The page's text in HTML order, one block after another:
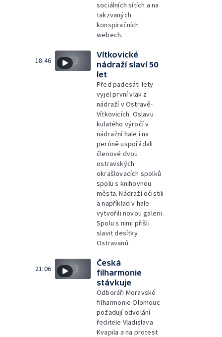
sociálních sítích a na
takzvaných
konspiračních
webech.
18:46
Vítkovické
nádraží slaví 50
let
Před padesáti lety
vyjel první vlak z
nádraží v Ostravě-
Vítkovicích. Oslavu
kulatého výročí v
nádražní hale i na
peróně uspořádali
členové dvou
ostravských
okrašlovacích spolků
spolu s knihovnou
města. Nádraží očistili
a například v hale
vytvořili novou galerii.
Spolu s nimi přišli
slavit desítky
Ostravanů.
21:06
Česká
filharmonie
stávkuje
Odboráři Moravské
filharmonie Olomouc
požadují odvolání
ředitele Vladislava
Kvapila a na protest